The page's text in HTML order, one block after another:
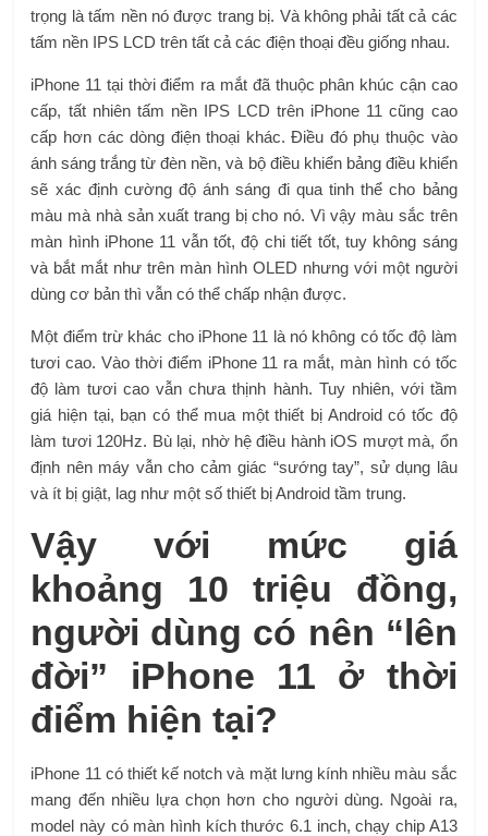
trọng là tấm nền nó được trang bị. Và không phải tất cả các
tấm nền IPS LCD trên tất cả các điện thoại đều giống nhau.
iPhone 11 tại thời điểm ra mắt đã thuộc phân khúc cận cao
cấp, tất nhiên tấm nền IPS LCD trên iPhone 11 cũng cao
cấp hơn các dòng điện thoại khác. Điều đó phụ thuộc vào
ánh sáng trắng từ đèn nền, và bộ điều khiển bảng điều khiển
sẽ xác định cường độ ánh sáng đi qua tinh thể cho bảng
màu mà nhà sản xuất trang bị cho nó. Vì vậy màu sắc trên
màn hình iPhone 11 vẫn tốt, độ chi tiết tốt, tuy không sáng
và bắt mắt như trên màn hình OLED nhưng với một người
dùng cơ bản thì vẫn có thể chấp nhận được.
Một điểm trừ khác cho iPhone 11 là nó không có tốc độ làm
tươi cao. Vào thời điểm iPhone 11 ra mắt, màn hình có tốc
độ làm tươi cao vẫn chưa thịnh hành. Tuy nhiên, với tầm
giá hiện tại, bạn có thể mua một thiết bị Android có tốc độ
làm tươi 120Hz. Bù lại, nhờ hệ điều hành iOS mượt mà, ổn
định nên máy vẫn cho cảm giác “sướng tay”, sử dụng lâu
và ít bị giật, lag như một số thiết bị Android tầm trung.
Vậy với mức giá
khoảng 10 triệu đồng,
người dùng có nên “lên
đời” iPhone 11 ở thời
điểm hiện tại?
iPhone 11 có thiết kế notch và mặt lưng kính nhiều màu sắc
mang đến nhiều lựa chọn hơn cho người dùng. Ngoài ra,
model này có màn hình kích thước 6.1 inch, chạy chip A13